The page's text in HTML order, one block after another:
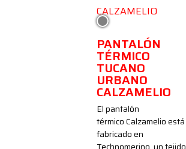
Gris
PANTALÓN
TÉRMICO
TUCANO
URBANO
CALZAMELIO
El pantalón
térmico Calzamelio está
fabricado en